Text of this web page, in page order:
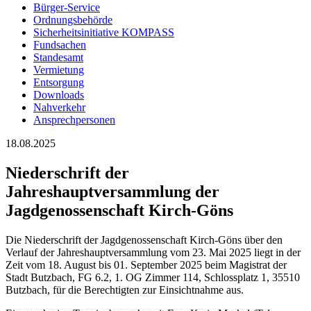
Bürger-Service
Ordnungsbehörde
Sicherheitsinitiative KOMPASS
Fundsachen
Standesamt
Vermietung
Entsorgung
Downloads
Nahverkehr
Ansprechpersonen
18.08.2025
Niederschrift der
Jahreshauptversammlung der
Jagdgenossenschaft Kirch-Göns
Die Niederschrift der Jagdgenossenschaft Kirch-Göns über den
Verlauf der Jahreshauptversammlung vom 23. Mai 2025 liegt in der
Zeit vom 18. August bis 01. September 2025 beim Magistrat der
Stadt Butzbach, FG 6.2, 1. OG Zimmer 114, Schlossplatz 1, 35510
Butzbach, für die Berechtigten zur Einsichtnahme aus.